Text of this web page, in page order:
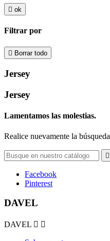
 ok
Filtrar por
 Borrar todo
Jersey
Jersey
Lamentamos las molestias.
Realice nuevamente la búsqueda

Facebook
Pinterest
DAVEL
DAVEL  